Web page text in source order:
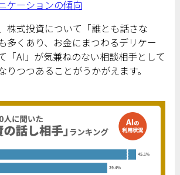
ケーションの傾向
株式投資について「誰とも話さな
多くあり、お金にまつわるデリケー
「AI」が気兼ねのない相談相手として
りつつあることがうかがえます。